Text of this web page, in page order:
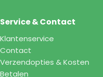
Service & Contact
Klantenservice
Contact
Verzendopties & Kosten
Betalen